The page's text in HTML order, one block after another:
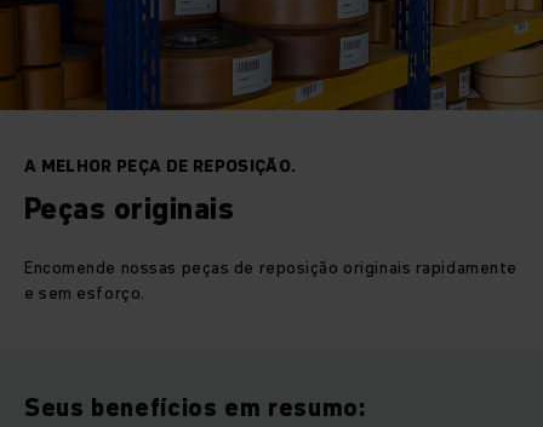
A MELHOR PEÇA DE REPOSIÇÃO.
Peças originais
Encomende nossas peças de reposição originais rapidamente
e sem esforço.
Seus benefícios em resumo: